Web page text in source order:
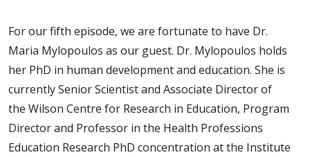
For our fifth episode, we are fortunate to have Dr.
Maria Mylopoulos as our guest. Dr. Mylopoulos holds
her PhD in human development and education. She is
currently Senior Scientist and Associate Director of
the Wilson Centre for Research in Education, Program
Director and Professor in the Health Professions
Education Research PhD concentration at the Institute